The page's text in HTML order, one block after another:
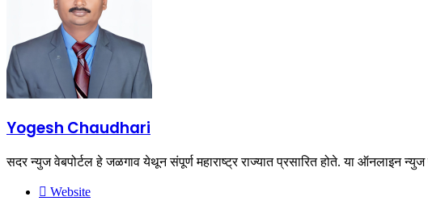
Yogesh Chaudhari
सदर न्युज वेबपोर्टल हे जळगाव येथून संपूर्ण महाराष्ट्र राज्यात प्रसारित होते. या ऑनलाइन
Website